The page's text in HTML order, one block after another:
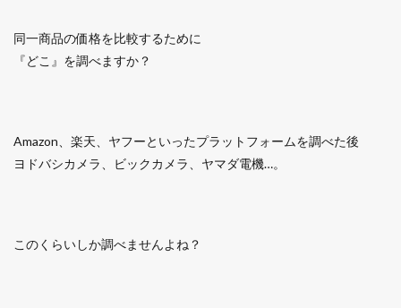
同一商品の価格を比較するために
『どこ』を調べますか？
Amazon、楽天、ヤフーといったプラットフォームを調べた後
ヨドバシカメラ、ビックカメラ、ヤマダ電機…。
このくらいしか調べませんよね？